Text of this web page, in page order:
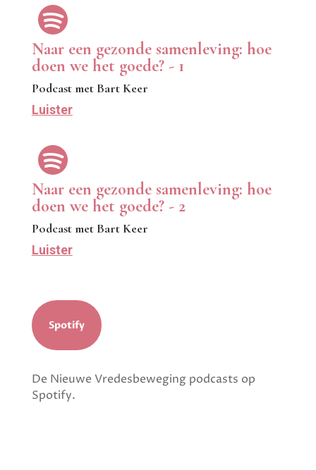

Naar een gezonde samenleving: hoe
doen we het goede? - 1
Podcast met Bart Keer
Luister

Naar een gezonde samenleving: hoe
doen we het goede? - 2
Podcast met Bart Keer
Luister
Spotify
De Nieuwe Vredesbeweging podcasts op
Spotify.